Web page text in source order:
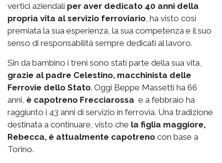
vertici aziendali per aver dedicato 40 anni della
propria vita al servizio ferroviario , ha visto così
premiata la sua esperienza, la sua competenza e il suo
senso di responsabilità sempre dedicati al lavoro.
Sin da bambino i treni sono stati parte della sua vita,
grazie al padre Celestino, macchinista delle
Ferrovie dello Stato. Oggi Beppe Massetti ha 66
anni, è capotreno Frecciarossa e a febbraio ha
raggiunto i 43 anni di servizio in ferrovia. Una tradizione
destinata a continuare, visto che la figlia maggiore,
Rebecca, è attualmente capotreno con base a
Torino.